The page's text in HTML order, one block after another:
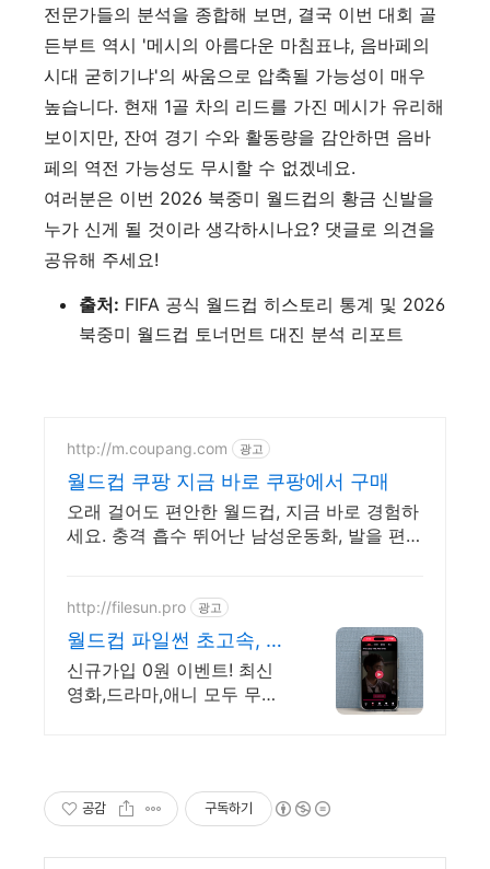
전문가들의 분석을 종합해 보면, 결국 이번 대회 골
든부트 역시 '메시의 아름다운 마침표냐, 음바페의
시대 굳히기냐'의 싸움으로 압축될 가능성이 매우
높습니다. 현재 1골 차의 리드를 가진 메시가 유리해
보이지만, 잔여 경기 수와 활동량을 감안하면 음바
페의 역전 가능성도 무시할 수 없겠네요.
여러분은 이번 2026 북중미 월드컵의 황금 신발을
누가 신게 될 것이라 생각하시나요? 댓글로 의견을
공유해 주세요!
출처: FIFA 공식 월드컵 히스토리 통계 및 2026
북중미 월드컵 토너먼트 대진 분석 리포트
http://m.coupang.com 광고
월드컵 쿠팡 지금 바로 쿠팡에서 구매
오래 걸어도 편안한 월드컵, 지금 바로 경험하
세요. 충격 흡수 뛰어난 남성운동화, 발을 편안
http://filesun.pro 광고
월드컵 파일썬 초고속, 4K
실시간 보기!
신규가입 0원 이벤트! 최신
영화,드라마,애니 모두 무료!
공감 구독하기